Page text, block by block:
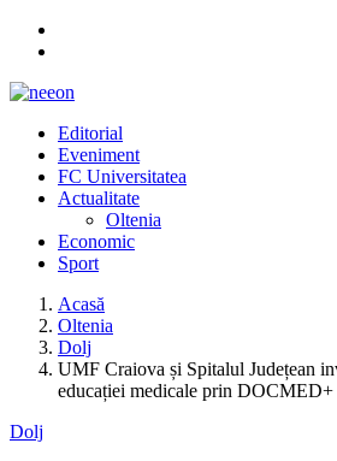
Editorial
Eveniment
FC Universitatea
Actualitate
Oltenia
Economic
Sport
Acasă
Oltenia
Dolj
UMF Craiova și Spitalul Județean
educației medicale prin DOCMED+
Dolj